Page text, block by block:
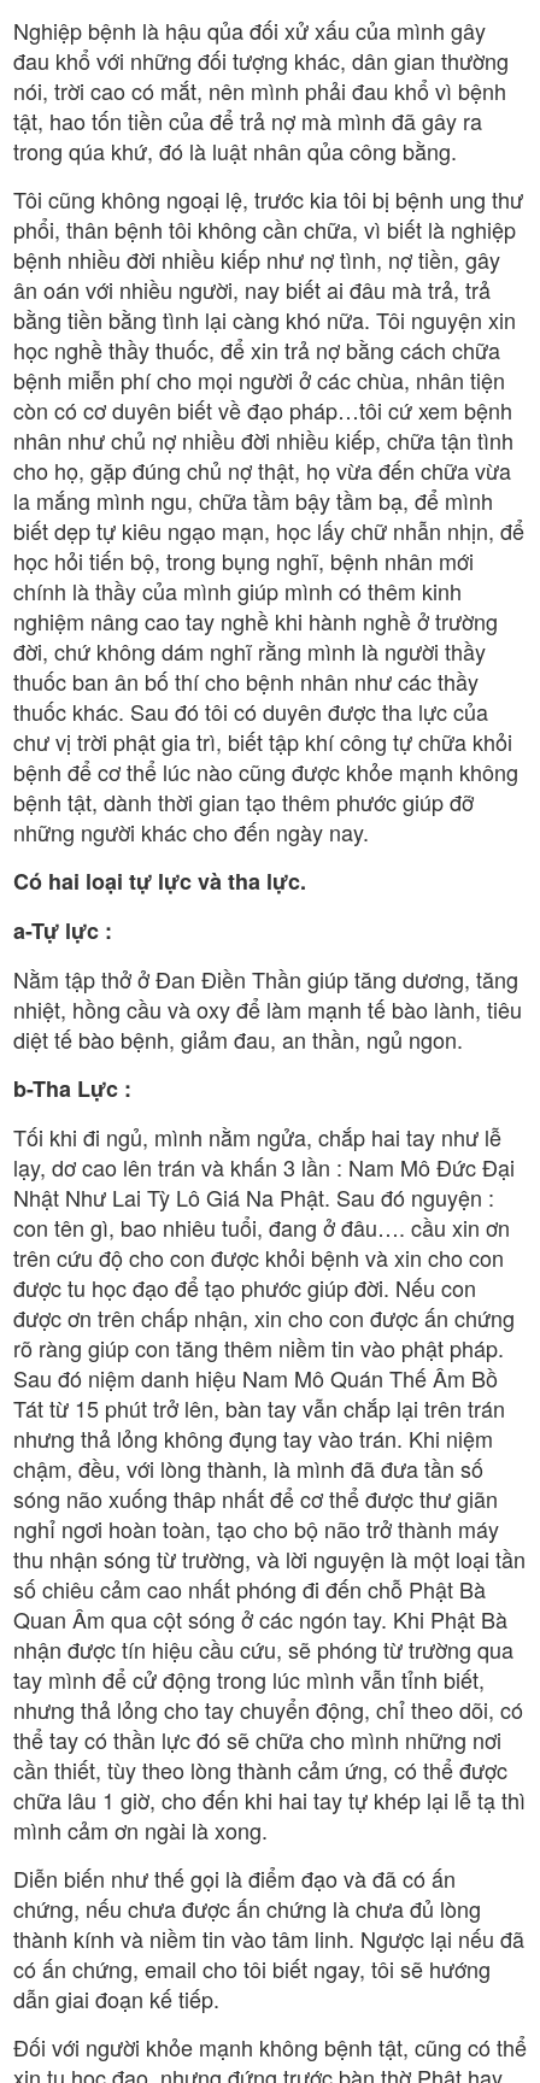
Nghiệp bệnh là hậu qủa đối xử xấu của mình gây
đau khổ với những đối tượng khác, dân gian thường
nói, trời cao có mắt, nên mình phải đau khổ vì bệnh
tật, hao tốn tiền của để trả nợ mà mình đã gây ra
trong qúa khứ, đó là luật nhân qủa công bằng.
Tôi cũng không ngoại lệ, trước kia tôi bị bệnh ung thư
phổi, thân bệnh tôi không cần chữa, vì biết là nghiệp
bệnh nhiều đời nhiều kiếp như nợ tình, nợ tiền, gây
ân oán với nhiều người, nay biết ai đâu mà trả, trả
bằng tiền bằng tình lại càng khó nữa. Tôi nguyện xin
học nghề thầy thuốc, để xin trả nợ bằng cách chữa
bệnh miễn phí cho mọi người ở các chùa, nhân tiện
còn có cơ duyên biết về đạo pháp…tôi cứ xem bệnh
nhân như chủ nợ nhiều đời nhiều kiếp, chữa tận tình
cho họ, gặp đúng chủ nợ thật, họ vừa đến chữa vừa
la mắng mình ngu, chữa tầm bậy tầm bạ, để mình
biết dẹp tự kiêu ngạo mạn, học lấy chữ nhẫn nhịn, để
học hỏi tiến bộ, trong bụng nghĩ, bệnh nhân mới
chính là thầy của mình giúp mình có thêm kinh
nghiệm nâng cao tay nghề khi hành nghề ở trường
đời, chứ không dám nghĩ rằng mình là người thầy
thuốc ban ân bố thí cho bệnh nhân như các thầy
thuốc khác. Sau đó tôi có duyên được tha lực của
chư vị trời phật gia trì, biết tập khí công tự chữa khỏi
bệnh để cơ thể lúc nào cũng được khỏe mạnh không
bệnh tật, dành thời gian tạo thêm phước giúp đỡ
những người khác cho đến ngày nay.
Có hai loại tự lực và tha lực.
a-Tự lực :
Nằm tập thở ở Đan Điền Thần giúp tăng dương, tăng
nhiệt, hồng cầu và oxy để làm mạnh tế bào lành, tiêu
diệt tế bào bệnh, giảm đau, an thần, ngủ ngon.
b-Tha Lực :
Tối khi đi ngủ, mình nằm ngửa, chắp hai tay như lễ
lạy, dơ cao lên trán và khấn 3 lần : Nam Mô Đức Đại
Nhật Như Lai Tỳ Lô Giá Na Phật. Sau đó nguyện :
con tên gì, bao nhiêu tuổi, đang ở đâu…. cầu xin ơn
trên cứu độ cho con được khỏi bệnh và xin cho con
được tu học đạo để tạo phước giúp đời. Nếu con
được ơn trên chấp nhận, xin cho con được ấn chứng
rõ ràng giúp con tăng thêm niềm tin vào phật pháp.
Sau đó niệm danh hiệu Nam Mô Quán Thế Âm Bồ
Tát từ 15 phút trở lên, bàn tay vẫn chắp lại trên trán
nhưng thả lỏng không đụng tay vào trán. Khi niệm
chậm, đều, với lòng thành, là mình đã đưa tần số
sóng não xuống thâp nhất để cơ thể được thư giãn
nghỉ ngơi hoàn toàn, tạo cho bộ não trở thành máy
thu nhận sóng từ trường, và lời nguyện là một loại tần
số chiêu cảm cao nhất phóng đi đến chỗ Phật Bà
Quan Âm qua cột sóng ở các ngón tay. Khi Phật Bà
nhận được tín hiệu cầu cứu, sẽ phóng từ trường qua
tay mình để cử động trong lúc mình vẫn tỉnh biết,
nhưng thả lỏng cho tay chuyển động, chỉ theo dõi, có
thể tay có thần lực đó sẽ chữa cho mình những nơi
cần thiết, tùy theo lòng thành cảm ứng, có thể được
chữa lâu 1 giờ, cho đến khi hai tay tự khép lại lễ tạ thì
mình cảm ơn ngài là xong.
Diễn biến như thế gọi là điểm đạo và đã có ấn
chứng, nếu chưa được ấn chứng là chưa đủ lòng
thành kính và niềm tin vào tâm linh. Ngược lại nếu đã
có ấn chứng, email cho tôi biết ngay, tôi sẽ hướng
dẫn giai đoạn kế tiếp.
Đối với người khỏe mạnh không bệnh tật, cũng có thể